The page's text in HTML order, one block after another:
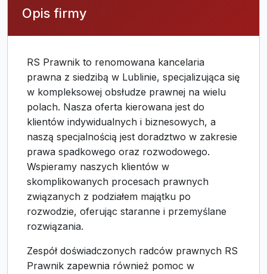
Opis firmy
RS Prawnik to renomowana kancelaria
prawna z siedzibą w Lublinie, specjalizująca się
w kompleksowej obsłudze prawnej na wielu
polach. Nasza oferta kierowana jest do
klientów indywidualnych i biznesowych, a
naszą specjalnością jest doradztwo w zakresie
prawa spadkowego oraz rozwodowego.
Wspieramy naszych klientów w
skomplikowanych procesach prawnych
związanych z podziałem majątku po
rozwodzie, oferując staranne i przemyślane
rozwiązania.
Zespół doświadczonych radców prawnych RS
Prawnik zapewnia również pomoc w